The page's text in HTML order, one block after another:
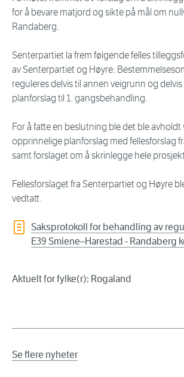
for å bevare matjord og sikte på mål om
Randaberg.
Senterpartiet la frem følgende felles
av Senterpartiet og Høyre:
reguleres delvis til annen veigrunn og delvis
planforslag til 1. gangsbehandling.
For å fatte en beslutning ble det ble
opprinnelige planforslag med fellesforslag
samt forslaget om å skrinlegge hele
Fellesforslaget fra Senterpartiet og Høyre
vedtatt.
Saksprotokoll for behandling av
E39 Smiene–Harestad - Randaberg
Aktuelt for fylke(r): Rogaland
Se flere nyheter